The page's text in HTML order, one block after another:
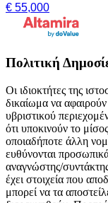
€ 55,000
Πολιτική
Οι ιδιοκτήτες της
δικαίωμα να
υβριστικού
ότι υποκινούν το
οποιαδήποτε άλλη
ευθύνονται
αναγνώστης/
έχει στοιχεία που
μπορεί να τα